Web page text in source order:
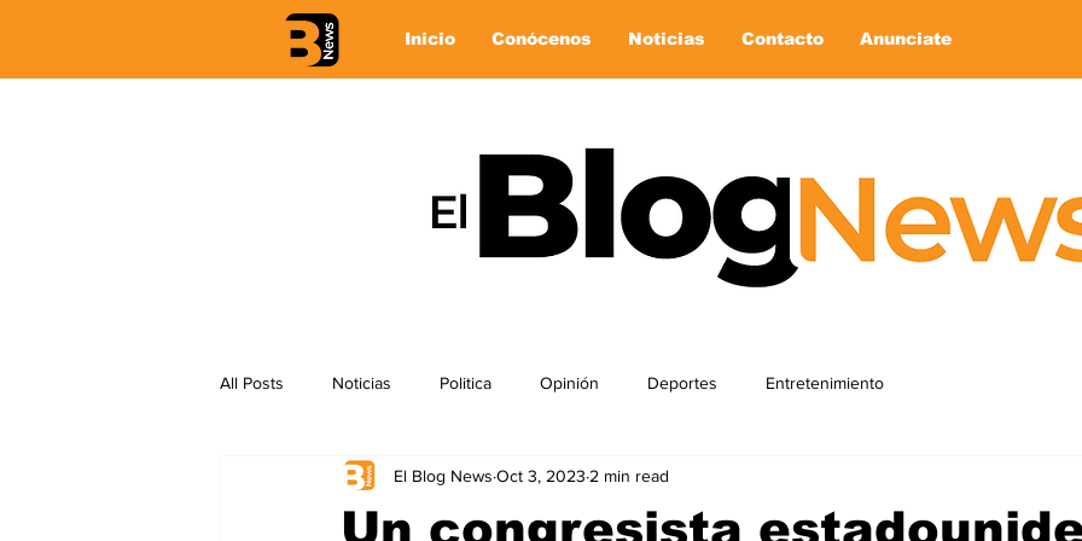
Inicio Conócenos Noticias Contacto Anunciate
All Posts Noticias Politica Opinión Deportes Entretenimiento
Un congresista
El Blog News Oct 3, 2023 2 min read